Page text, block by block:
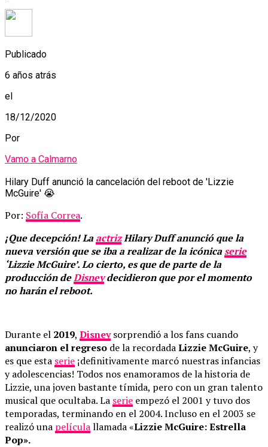
Publicado
6 años atrás
el
18/12/2020
Por
Vamo a Calmarno
Hilary Duff anunció la cancelación del reboot de 'Lizzie
McGuire' 😭
Por: Sofía Correa.
¡Que decepción! La actrizHilary Duff anunció que la
nueva versión que se iba a realizar de la icónicaserie
‘Lizzie McGuire’. Lo cierto, es que de parte de la
producción deDisneydecidieron que por el momento
no harán el reboot.
Durante el 2019, Disneysorprendió a los fans cuando
anunciaron el regreso de la recordadaLizzie McGuire, y
es que esta serie ¡definitivamente marcó nuestras infancias
y adolescencias! Todos nos enamoramos de la historia de
Lizzie, una joven bastante tímida, pero con un gran talento
musical que ocultaba. La serie empezó el 2001 y tuvo dos
temporadas, terminando en el 2004. Incluso en el 2003 se
realizó una películallamada «Lizzie McGuire: Estrella
Pop».